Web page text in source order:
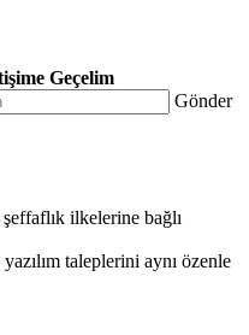
Geçelim
Gönder
ilkelerine bağlı
taleplerini aynı özenle